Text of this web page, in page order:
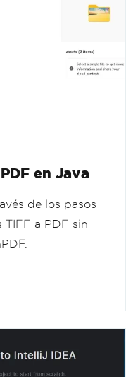
en Java
de los pasos
TIFF a PDF sin